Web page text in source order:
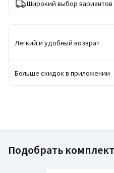
Широкий выбор вариантов
Легкий и удобный возврат
Больше скидок в приложении
Подобрать комплект